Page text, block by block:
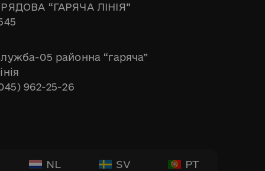
“ГАРЯЧА ЛІНІЯ”
05 районна “гаряча”
962-25-26
NL SV PT